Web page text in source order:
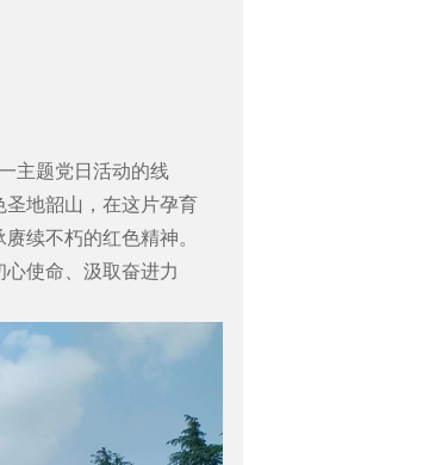
主题党日活动的线
地韶山，在这片孕育
续不朽的红色精神。
使命、汲取奋进力